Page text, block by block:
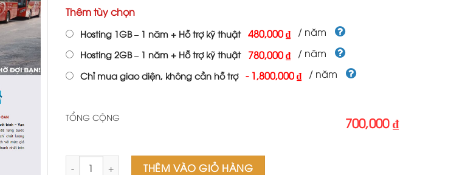
1,000,000 ₫.
là:
700,000 ₫.
Thêm tùy chọn
Hosting 1GB – 1 năm + Hỗ trợ kỹ thuật 480,000 ₫ / năm
Hosting 2GB – 1 năm + Hỗ trợ kỹ thuật 780,000 ₫ / năm
Chỉ mua giao diện, không cần hỗ trợ -1,800,000 ₫ / năm
TỔNG CỘNG 700,000 ₫
Mẫu web dịch vụ cho thuê xe số lượng
THÊM VÀO GIỎ HÀNG